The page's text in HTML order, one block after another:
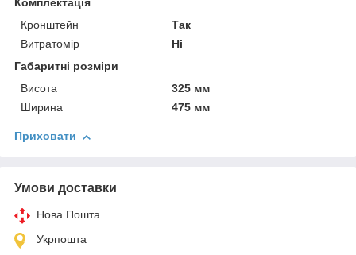
Комплектація
Кронштейн
Так
Витратомір
Ні
Габаритні розміри
Висота
325 мм
Ширина
475 мм
Приховати
Умови доставки
Нова Пошта
Укрпошта